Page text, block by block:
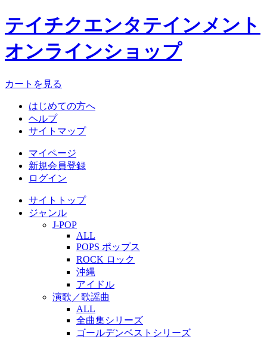
テイチクエンタテインメント
オンラインショップ
カートを見る
はじめての方へ
ヘルプ
サイトマップ
マイページ
新規会員登録
ログイン
サイトトップ
ジャンル
J-POP
ALL
POPS ポップス
ROCK ロック
沖縄
アイドル
演歌／歌謡曲
ALL
全曲集シリーズ
ゴールデンベストシリーズ